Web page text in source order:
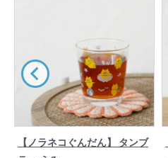
【ノラネコぐんだん】 タンブ